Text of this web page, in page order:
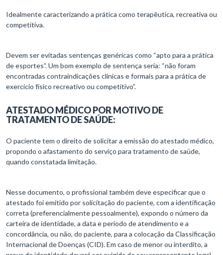
Idealmente caracterizando a prática como terapêutica, recreativa ou
competitiva.
Devem ser evitadas sentenças genéricas como “apto para a prática
de esportes”. Um bom exemplo de sentença seria: “não foram
encontradas contraindicações clínicas e formais para a prática de
exercício físico recreativo ou competitivo”.
ATESTADO MÉDICO POR MOTIVO DE
TRATAMENTO DE SAÚDE:
O paciente tem o direito de solicitar a emissão do atestado médico,
propondo o afastamento do serviço para tratamento de saúde,
quando constatada limitação.
Nesse documento, o profissional também deve especificar que o
atestado foi emitido por solicitação do paciente, com a identificação
correta (preferencialmente pessoalmente), expondo o número da
carteira de identidade, a data e período de atendimento e a
concordância, ou não, do paciente, para a colocação da Classificação
Internacional de Doenças (CID). Em caso de menor ou interdito, a